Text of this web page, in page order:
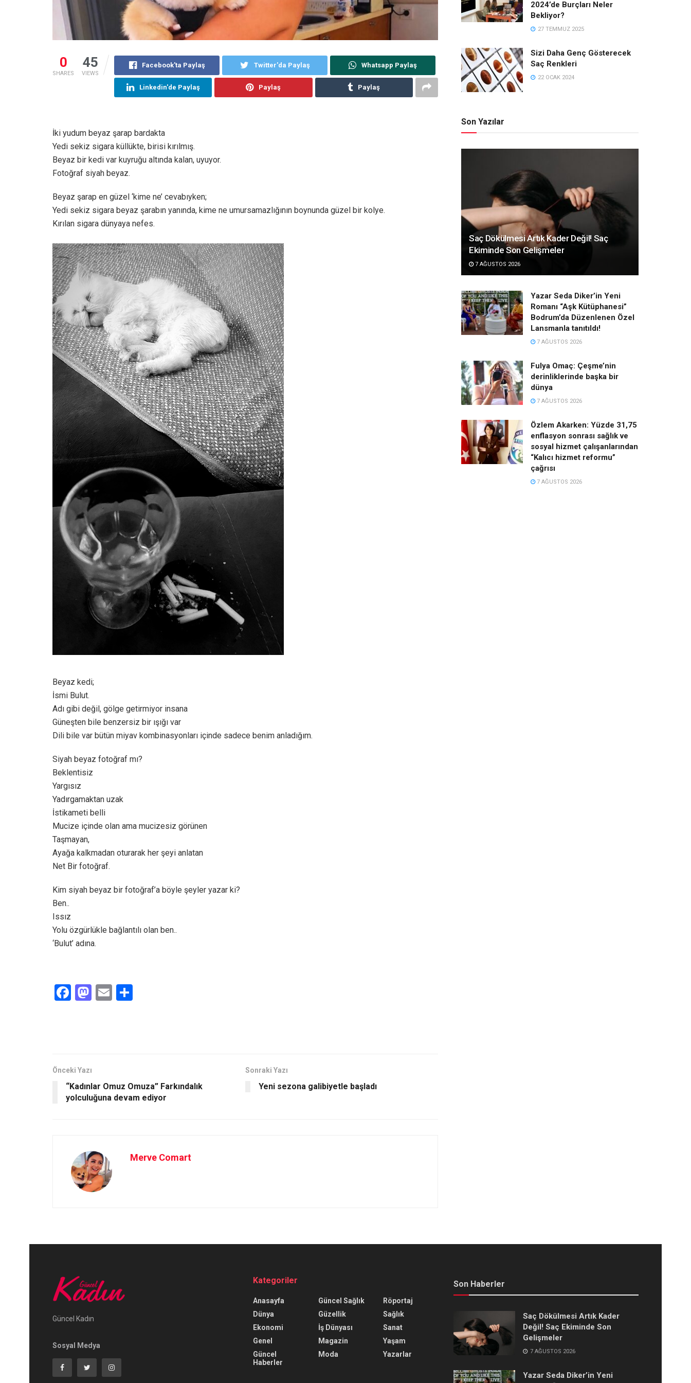
0
SHARES
45
VIEWS
Facebook'ta Paylaş Twitter'da Paylaş Whatsapp Paylaş
Linkedin'de Paylaş Paylaş Paylaş
İki yudum beyaz şarap bardakta
Yedi sekiz sigara küllükte, birisi kırılmış.
Beyaz bir kedi var kuyruğu altında kalan, uyuyor.
Fotoğraf siyah beyaz.
Beyaz şarap en güzel ‘kime ne’ cevabıyken;
Yedi sekiz sigara beyaz şarabın yanında, kime ne umursamazlığının boynunda güzel bir kolye.
Kırılan sigara dünyaya nefes.
Beyaz kedi;
İsmi Bulut.
Adı gibi değil, gölge getirmiyor insana
Güneşten bile benzersiz bir ışığı var
Dili bile var bütün miyav kombinasyonları içinde sadece benim anladığım.
Siyah beyaz fotoğraf mı?
Beklentisiz
Yargısız
Yadırgamaktan uzak
İstikameti belli
Mucize içinde olan ama mucizesiz görünen
Taşmayan,
Ayağa kalkmadan oturarak her şeyi anlatan
Net Bir fotoğraf.
Kim siyah beyaz bir fotoğraf’a böyle şeyler yazar ki?
Ben..
Issız
Yolu özgürlükle bağlantılı olan ben..
‘Bulut’ adına.
F
o
k
M
n
E
Önceki Yazı
“Kadınlar Omuz Omuza” Farkındalık
yolculuğuna devam ediyor
Sonraki Yazı
Yeni sezona galibiyetle başladı
Merve Comart
2024’de Burçları Neler
Bekliyor?
27 TEMMUZ 2025
Sizi Daha Genç Gösterecek
Saç Renkleri
22 OCAK 2024
Son Yazılar
Saç Dökülmesi Artık Kader Değil! Saç
Ekiminde Son Gelişmeler
7 AĞUSTOS 2026
Yazar Seda Diker’in Yeni
Romanı “Aşk Kütüphanesi”
Bodrum’da Düzenlenen Özel
Lansmanla tanıtıldı!
7 AĞUSTOS 2026
Fulya Omaç: Çeşme’nin
derinliklerinde başka bir
dünya
7 AĞUSTOS 2026
Özlem Akarken: Yüzde 31,75
enflasyon sonrası sağlık ve
sosyal hizmet çalışanlarından
“Kalıcı hizmet reformu”
çağrısı
7 AĞUSTOS 2026
Güncel Kadın
Sosyal Medya
Kategoriler
Anasayfa
Dünya
Ekonomi
Genel
Güncel
Haberler
Güncel Sağlık
Güzellik
İş Dünyası
Magazin
Moda
Röportaj
Sağlık
Sanat
Yaşam
Yazarlar
Son Haberler
Saç Dökülmesi Artık Kader
Değil! Saç Ekiminde Son
Gelişmeler
7 AĞUSTOS 2026
Yazar Seda Diker’in Yeni